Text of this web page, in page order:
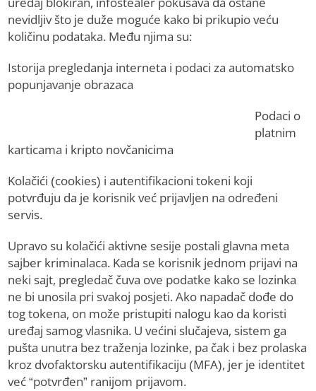
nevidljiv što je duže moguće kako bi prikupio veću
količinu podataka. Među njima su:
Istorija pregledanja interneta i podaci za automatsko
popunjavanje obrazaca
Podaci o
platnim
karticama i kripto novčanicima
Kolačići (cookies) i autentifikacioni tokeni koji
potvrđuju da je korisnik već prijavljen na određeni
servis.
Upravo su kolačići aktivne sesije postali glavna meta
sajber kriminalaca. Kada se korisnik jednom prijavi na
neki sajt, pregledač čuva ove podatke kako se lozinka
ne bi unosila pri svakoj posjeti. Ako napadač dođe do
tog tokena, on može pristupiti nalogu kao da koristi
uređaj samog vlasnika. U većini slučajeva, sistem ga
pušta unutra bez traženja lozinke, pa čak i bez prolaska
kroz dvofaktorsku autentifikaciju (MFA), jer je identitet
već “potvrđen” ranijom prijavom.